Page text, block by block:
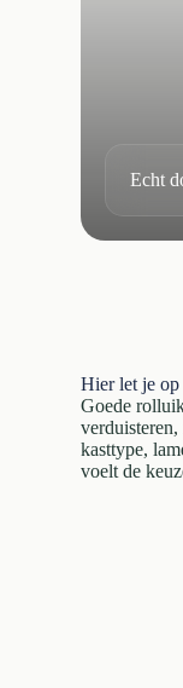
Echt
Hier let je
Goede
kasttype,
voelt de